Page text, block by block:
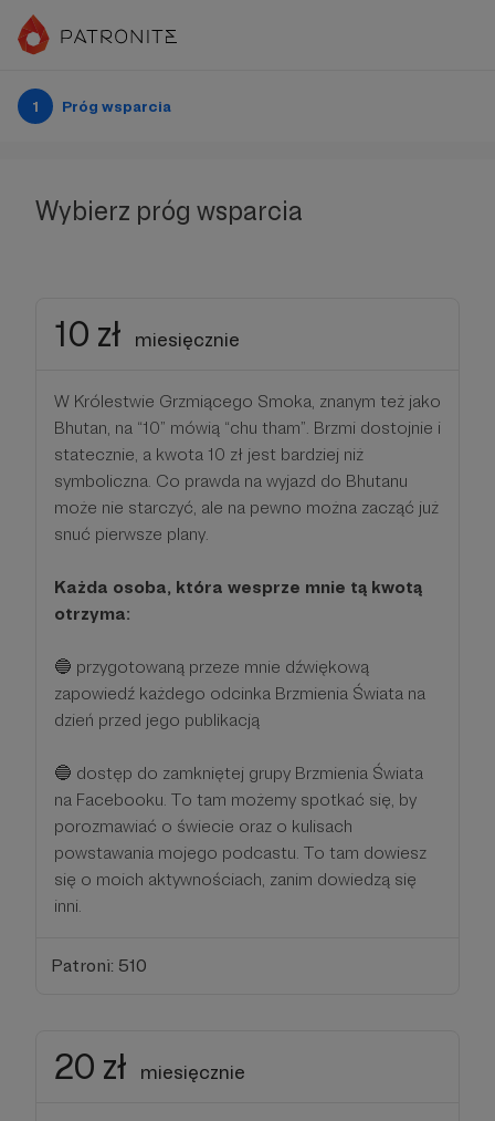
1 Próg wsparcia
Wybierz próg wsparcia
10 zł miesięcznie
W Królestwie Grzmiącego Smoka, znanym też jako
Bhutan, na “10” mówią “chu tham”. Brzmi dostojnie i
statecznie, a kwota 10 zł jest bardziej niż
symboliczna. Co prawda na wyjazd do Bhutanu
może nie starczyć, ale na pewno można zacząć już
snuć pierwsze plany.
Każda osoba, która wesprze mnie tą kwotą
otrzyma:
🔵 przygotowaną przeze mnie dźwiękową
zapowiedź każdego odcinka Brzmienia Świata na
dzień przed jego publikacją
🔵 dostęp do zamkniętej grupy Brzmienia Świata
na Facebooku. To tam możemy spotkać się, by
porozmawiać o świecie oraz o kulisach
powstawania mojego podcastu. To tam dowiesz
się o moich aktywnościach, zanim dowiedzą się
inni.
Patroni: 510
20 zł miesięcznie